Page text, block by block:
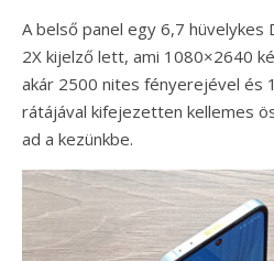
A belső panel egy 6,7 hüvelykes
2X kijelző lett, ami 1080×2640
akár 2500 nites fényerejével és
rátájával kifejezetten kellemes
ad a kezünkbe.